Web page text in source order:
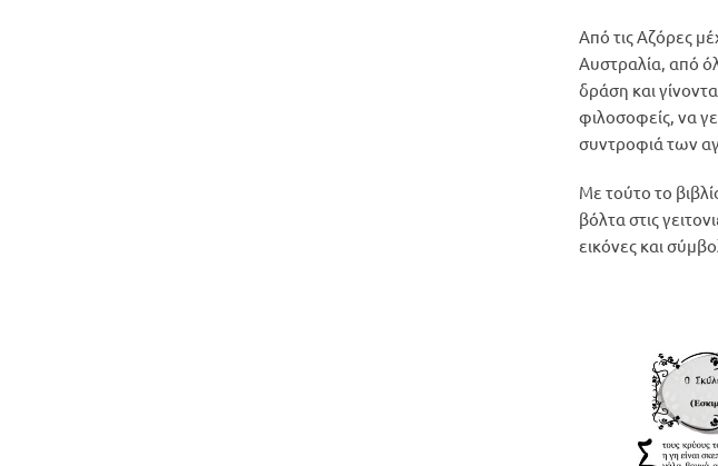
Από τις Αζόρες
Αυστραλία, από
δράση και
φιλοσοφείς, να
συντροφιά των
Με τούτο το
βόλτα στις
εικόνες και